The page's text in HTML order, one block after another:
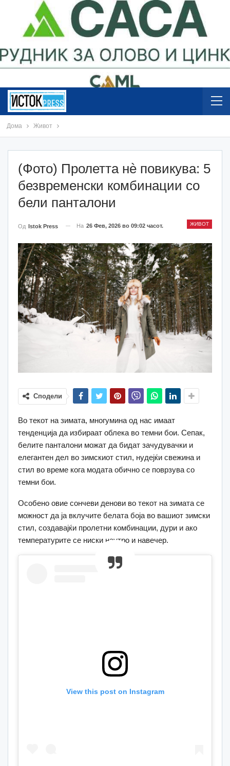
Дома Живот
(Фото) Пролетта нè повикува: 5
безвременски комбинации со
бели панталони
ЖИВОТ
Од Istok Press На 26 Фев, 2026 во 09:02 часот.
Сподели
Во текот на зимата, многумина од нас имаат
тенденција да избираат облека во темни бои. Сепак,
белите панталони можат да бидат зачудувачки и
елегантен дел во зимскиот стил, нудејќи свежина и
стил во време кога модата обично се поврзува со
темни бои.
Особено овие сончеви денови во текот на зимата се
можност да ја вклучите белата боја во вашиот зимски
стил, создавајќи пролетни комбинации, дури и ако
температурите се ниски наутро и навечер.
View this post on Instagram